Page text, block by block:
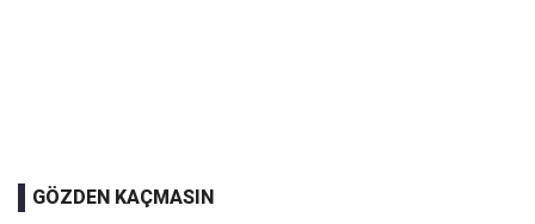
GÖZDEN KAÇMASIN